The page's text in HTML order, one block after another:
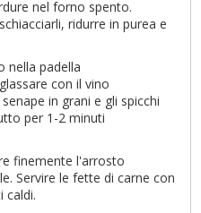
nel forno spento.
ridurre in purea e
nella padella
con il vino
in grani e gli spicchi
per 1-2 minuti
finemente l'arrosto
Servire le fette di carne con
caldi.